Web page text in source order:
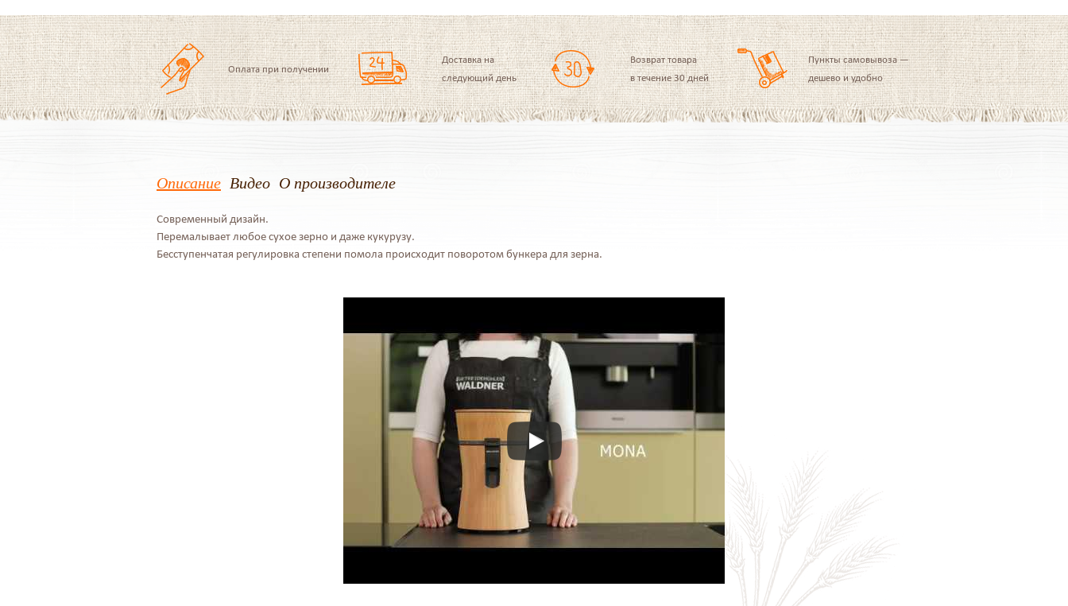
Оплата при получении
Доставка на
следующий день
Возврат товара
в течение 30 дней
Пункты самовывоза —
дешево и удобно
Описание Видео О производителе
Современный дизайн.
Перемалывает любое сухое зерно и даже кукурузу.
Бесступенчатая регулировка степени помола происходит поворотом бункера для зерна.